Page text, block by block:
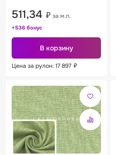
511,34 ₽ за м.п.
+536 бонус
В корзину
Цена за рулон: 17 897 ₽